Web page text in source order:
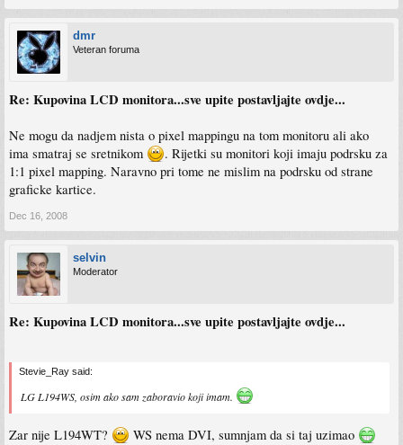
dmr
Veteran foruma
Re: Kupovina LCD monitora...sve upite postavljajte ovdje...
Ne mogu da nadjem nista o pixel mappingu na tom monitoru ali ako
ima smatraj se sretnikom
. Rijetki su monitori koji imaju podrsku za
1:1 pixel mapping. Naravno pri tome ne mislim na podrsku od strane
graficke kartice.
Dec 16, 2008
selvin
Moderator
Re: Kupovina LCD monitora...sve upite postavljajte ovdje...
Stevie_Ray said:
LG L194WS, osim ako sam zaboravio koji imam.
Zar nije L194WT? WS nema DVI, sumnjam da si taj uzimao